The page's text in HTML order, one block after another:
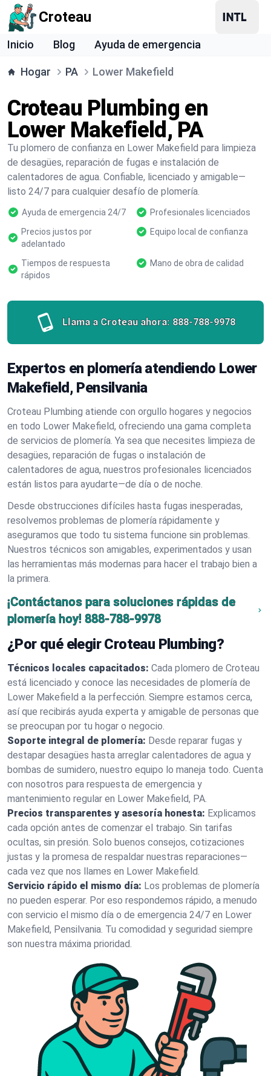
Croteau
Inicio Blog Ayuda de emergencia
Hogar PA Lower Makefield
Croteau Plumbing en
Lower Makefield, PA
Tu plomero de confianza en Lower Makefield para limpieza
de desagües, reparación de fugas e instalación de
calentadores de agua. Confiable, licenciado y amigable—
listo 24/7 para cualquier desafío de plomería.
Ayuda de emergencia 24/7
Profesionales licenciados
Precios justos por
adelantado
Equipo local de confianza
Tiempos de respuesta
rápidos
Mano de obra de calidad
Llama a Croteau ahora: 888-788-9978
Expertos en plomería atendiendo Lower
Makefield, Pensilvania
Croteau Plumbing atiende con orgullo hogares y negocios
en todo Lower Makefield, ofreciendo una gama completa
de servicios de plomería. Ya sea que necesites limpieza de
desagües, reparación de fugas o instalación de
calentadores de agua, nuestros profesionales licenciados
están listos para ayudarte—de día o de noche.
Desde obstrucciones difíciles hasta fugas inesperadas,
resolvemos problemas de plomería rápidamente y
aseguramos que todo tu sistema funcione sin problemas.
Nuestros técnicos son amigables, experimentados y usan
las herramientas más modernas para hacer el trabajo bien a
la primera.
¡Contáctanos para soluciones rápidas de
plomería hoy! 888-788-9978
¿Por qué elegir Croteau Plumbing?
Técnicos locales capacitados: Cada plomero de Croteau
está licenciado y conoce las necesidades de plomería de
Lower Makefield a la perfección. Siempre estamos cerca,
así que recibirás ayuda experta y amigable de personas que
se preocupan por tu hogar o negocio.
Soporte integral de plomería: Desde reparar fugas y
destapar desagües hasta arreglar calentadores de agua y
bombas de sumidero, nuestro equipo lo maneja todo. Cuenta
con nosotros para respuesta de emergencia y
mantenimiento regular en Lower Makefield, PA.
Precios transparentes y asesoría honesta: Explicamos
cada opción antes de comenzar el trabajo. Sin tarifas
ocultas, sin presión. Solo buenos consejos, cotizaciones
justas y la promesa de respaldar nuestras reparaciones—
cada vez que nos llames en Lower Makefield.
Servicio rápido el mismo día: Los problemas de plomería
no pueden esperar. Por eso respondemos rápido, a menudo
con servicio el mismo día o de emergencia 24/7 en Lower
Makefield, Pensilvania. Tu comodidad y seguridad siempre
son nuestra máxima prioridad.